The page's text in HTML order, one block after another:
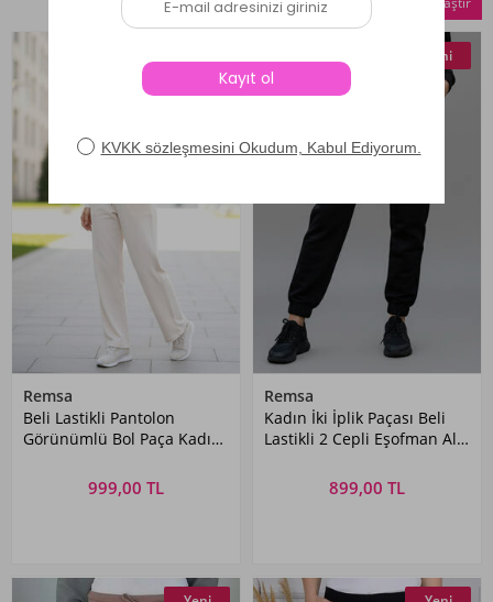
Remsa
Beli Lastikli Pantolon
Görünümlü Bol Paça Kadın
999,00 TL
Yeni
Remsa
Kadın İki İplik Paçası Beli
Lastikli 2 Cepli Eşofman Altı
899,00 TL